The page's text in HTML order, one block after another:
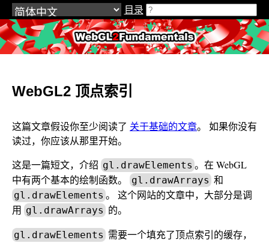
目录
WebGL2Fundamentals.org
WebGL2 顶点索引
这篇文章假设你至少阅读了 关于基础的文章。 如果你没有
读过，你应该从那里开始。
这是一篇短文，介绍 gl.drawElements 。在 WebGL
中有两个基本的绘制函数。
gl.drawArrays 和
gl.drawElements 。 这个网站的文章中，大部分是调
用 gl.drawArrays 的。
gl.drawElements 需要一个填充了顶点索引的缓存，